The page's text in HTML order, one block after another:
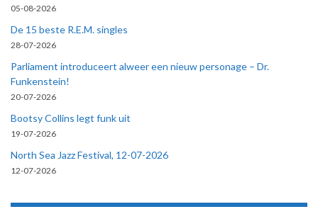
05-08-2026
De 15 beste R.E.M. singles
28-07-2026
Parliament introduceert alweer een nieuw personage – Dr.
Funkenstein!
20-07-2026
Bootsy Collins legt funk uit
19-07-2026
North Sea Jazz Festival, 12-07-2026
12-07-2026